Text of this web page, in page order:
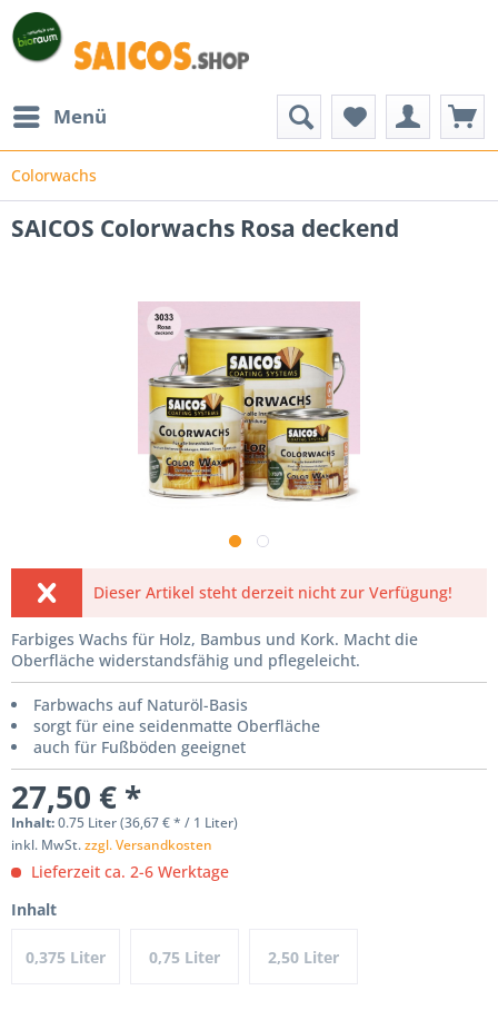
Menü
Colorwachs
SAICOS Colorwachs Rosa deckend
Dieser Artikel steht derzeit nicht zur Verfügung!
Farbiges Wachs für Holz, Bambus und Kork. Macht die
Oberfläche widerstandsfähig und pflegeleicht.
Farbwachs auf Naturöl-Basis
sorgt für eine seidenmatte Oberfläche
auch für Fußböden geeignet
27,50 € *
Inhalt:0.75 Liter (36,67 € * / 1 Liter)
inkl. MwSt.zzgl. Versandkosten
Lieferzeit ca. 2-6 Werktage
Inhalt
0,375 Liter 0,75 Liter 2,50 Liter